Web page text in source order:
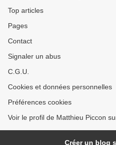
Top articles
Pages
Contact
Signaler un abus
C.G.U.
Cookies et données personnelles
Préférences cookies
Voir le profil de Matthieu Piccon
Créer un blog